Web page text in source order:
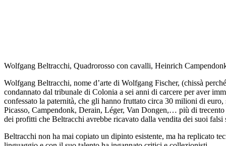
Wolfgang Beltracchi, Quadrorosso con cavalli, Heinrich
Wolfgang Beltracchi, nome d’arte di Wolfgang Fischer, (chissà
condannato dal tribunale di Colonia a sei anni di carcere per aver
confessato la paternità, che gli hanno fruttato circa 30 milioni di
Picasso, Campendonk, Derain, Léger, Van Dongen,… più di
dei profitti che Beltracchi avrebbe ricavato dalla vendita dei suoi
Beltracchi non ha mai copiato un dipinto esistente, ma ha replicato